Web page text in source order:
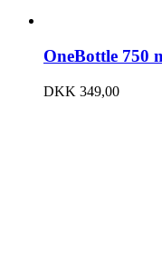
OneBottle 750
DKK 349,00